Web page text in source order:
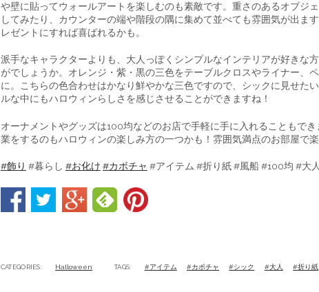
や壁に貼ってウォールアートを楽しむのも素敵です。重さのあるオブジ
してみたり、カウンターの端や階段の隅に集めて並べても雰囲気が出ま
レゼントにすれば喜ばれるかも。
派手なキャラクターよりも、大人っぽくシンプルなインテリアが好きな
がでしょうか。オレンジ・紫・黒の三色をテーブルクロスやライナー、
に。こちらの色合わせはかなり鮮やかな三色ですので、シックに見せた
ルな中にもハロウィンらしさを感じさせることができますね！
オーナメントやグッズは100均などのお店で手軽に手に入れることもで
業をするのもハロウィンの楽しみ方の一つかも！雰囲気満点のお部屋で
#飾り #暮らし #お化け #カボチャ #アイテム #折り紙 #風船 #100均 #大
CATEGORIES: Halloween TAGS: #アイテム #カボチャ #シック #大人 #折り紙